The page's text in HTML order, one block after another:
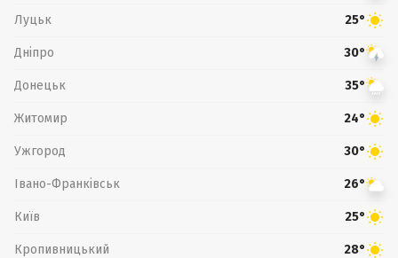
Луцьк 25°
Дніпро 30°
Донецьк 35°
Житомир 24°
Ужгород 30°
Івано-Франківськ 26°
Київ 25°
Кропивницький 28°